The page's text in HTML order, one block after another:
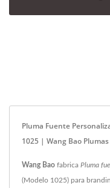
Pluma Fuente
1025 | Wang Bao
Wang Bao fabrica Pluma
(Modelo 1025) para